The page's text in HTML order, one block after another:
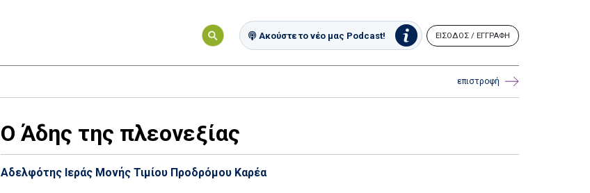
Ακούστε το νέο μας Podcast! ΕΙΣΟΔΟΣ / ΕΓΓΡΑΦΗ
επιστροφή
Ο Άδης της πλεονεξίας
Αδελφότης Ιεράς Μονής Τιμίου Προδρόμου Καρέα